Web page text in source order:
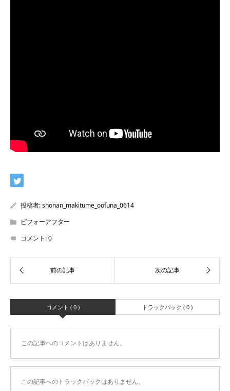
投稿者:shonan_makitume_oofuna_0614
ビフォーアフター
コメント:0
コメント ( 0 ) トラックバック ( 0 )
この記事へのコメントはありません。
この記事へのトラックバックはありません。